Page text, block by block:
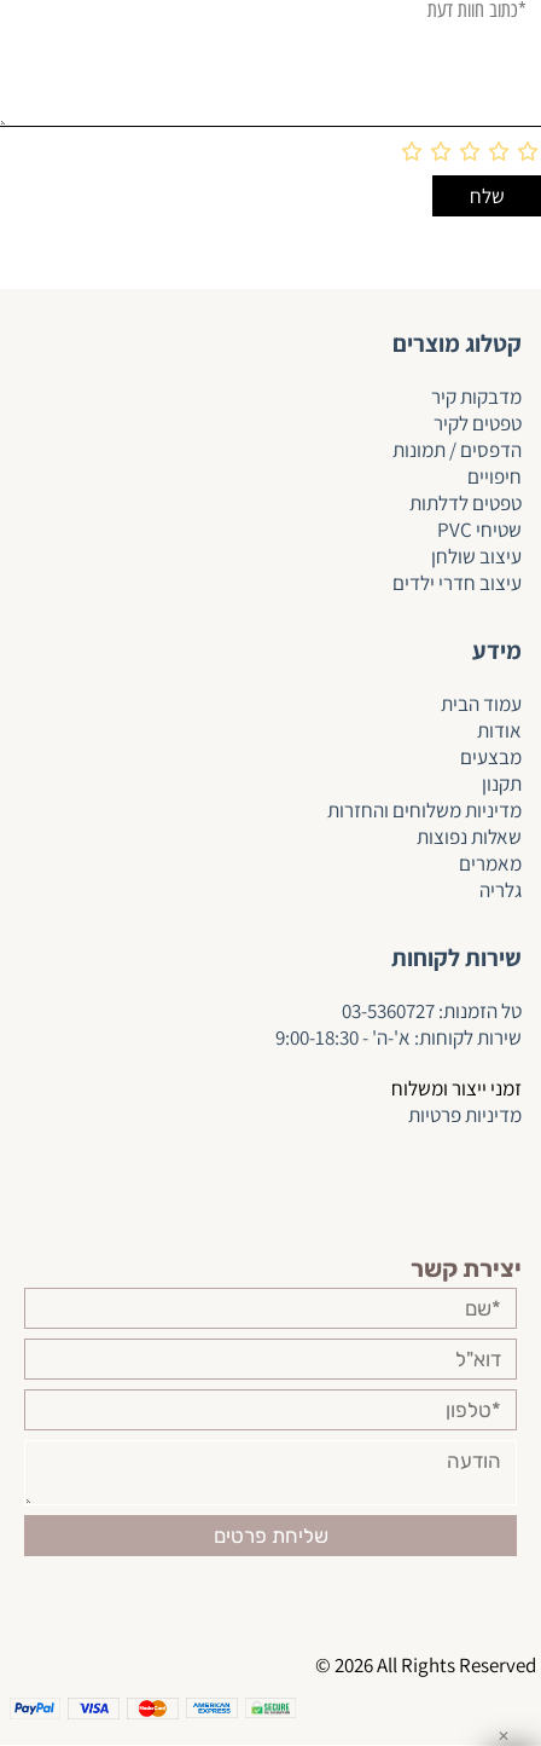
קטלוג מוצרים
מדבקות קיר
טפטים לקיר
הדפסים / תמונות
חיפויים
טפטים לדלתות
שטיחי PVC
עיצוב שולחן
עיצוב חדרי ילדים
מידע
עמוד הבית
אודות
מבצעים
תקנון
מדיניות משלוחים והחזרות
שאלות נפוצות
מאמרים
גלריה
שירות לקוחות
טל הזמנות:03-5360727
שירות לקוחות: א'-ה' - 9:00-18:30
זמני ייצור ומשלוח
מדיניות פרטיות
יצירת קשר
© 2026 All Rights Reserved
✕